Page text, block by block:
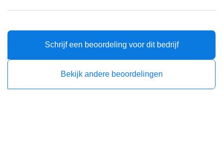
Schrijf een beoordeling voor dit bedrijf
Bekijk andere beoordelingen
Accountant
accountant